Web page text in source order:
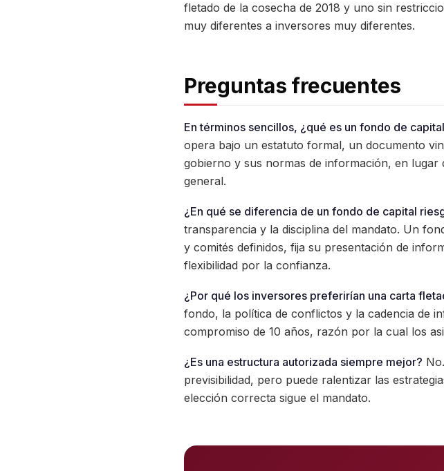
fletado de la cosecha de 2018 y uno sin
muy diferentes a inversores muy diferentes.
Preguntas frecuentes
En términos sencillos, ¿qué es un fondo de
opera bajo un estatuto formal, un documento
gobierno y sus normas de información, en
general.
¿En qué se diferencia de un fondo de capital
transparencia y la disciplina del mandato. Un
y comités definidos, fija su presentación de
flexibilidad por la confianza.
¿Por qué los inversores preferirían una carta
fondo, la política de conflictos y la cadencia de
compromiso de 10 años, razón por la cual los
¿Es una estructura autorizada siempre mejor?
previsibilidad, pero puede ralentizar las
elección correcta sigue el mandato.